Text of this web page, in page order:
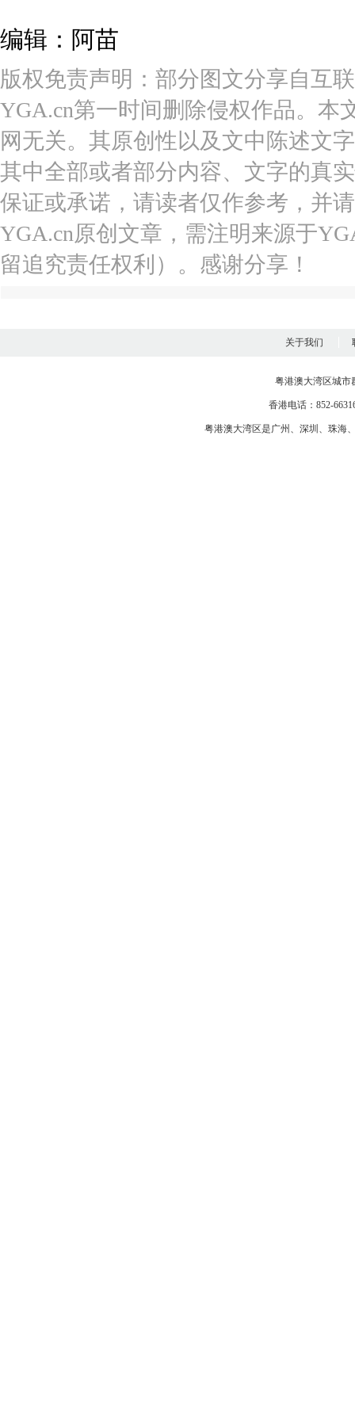
编辑：阿苗
版权免责声明：部分图文分享自互
YGA.cn第一时间删除侵权作品。本
网无关。其原创性以及文中陈述文
其中全部或者部分内容、文字的真
保证或承诺，请读者仅作参考，并
YGA.cn原创文章，需注明来源于
留追究责任权利）。感谢分享！
关于我们
粤港澳大湾区城市
香港电话：852-
粤港澳大湾区是广州 、 深圳 、 珠海